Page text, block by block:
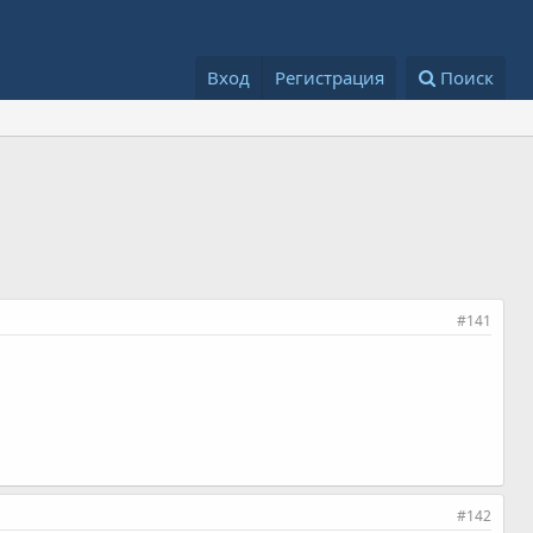
Вход Регистрация Поиск
#141
#142